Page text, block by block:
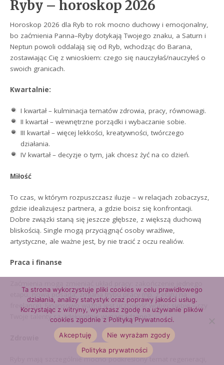
Ryby – horoskop 2026
Horoskop 2026 dla Ryb to rok mocno duchowy i emocjonalny,
bo zaćmienia Panna–Ryby dotykają Twojego znaku, a Saturn i
Neptun powoli oddalają się od Ryb, wchodząc do Barana,
zostawiając Cię z wnioskiem: czego się nauczyłaś/nauczyłeś o
swoich granicach.
Kwartalnie:
I kwartał – kulminacja tematów zdrowia, pracy, równowagi.
II kwartał – wewnętrzne porządki i wybaczanie sobie.
III kwartał – więcej lekkości, kreatywności, twórczego
działania.
IV kwartał – decyzje o tym, jak chcesz żyć na co dzień.
Miłość
To czas, w którym rozpuszczasz iluzje – w relacjach zobaczysz,
gdzie idealizujesz partnera, a gdzie boisz się konfrontacji.
Dobre związki staną się jeszcze głębsze, z większą duchową
bliskością. Single mogą przyciągnąć osoby wrażliwe,
artystyczne, ale ważne jest, by nie tracić z oczu realiów.
Praca i finanse
etapu, nowa posada, zmiana trybu pracy (np. z etatu na
freelance). Finansowo ważna jest uczciwość wobec siebie – czy
Twoje talenty są adekwatnie wynagradzane?
Ryby mają szczególnie mocno podkreślony temat regeneracji,
Ta strona wykorzystuje pliki cookies w celu prawidłowego
działania, analizy statystyk oraz poprawy jakości usług.
Korzystając z witryny, wyrażasz zgodę na używanie plików
cookies zgodnie z Polityką Prywatności.
Akceptuję
Nie wyrażam zgody
Polityka prywatności